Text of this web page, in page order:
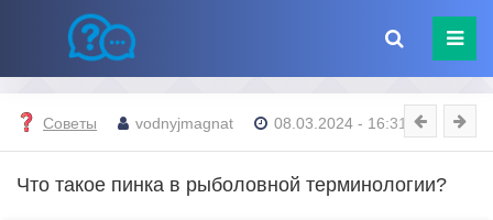
Советы vodnyjmagnat 08.03.2024 - 16:31
Что такое пинка в рыболовной терминологии?